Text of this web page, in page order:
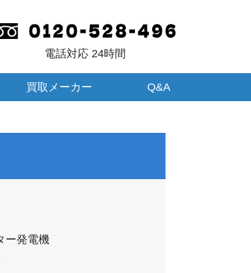
電話対応 24時間
買取メーカー Q&A
ー発電機